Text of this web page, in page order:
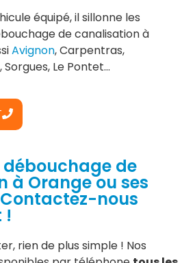
équipé, il sillonne les
de canalisation à
Avignon, Carpentras,
Le Pontet…
débouchage de
à Orange ou ses
nous
!
rien de plus simple ! Nos